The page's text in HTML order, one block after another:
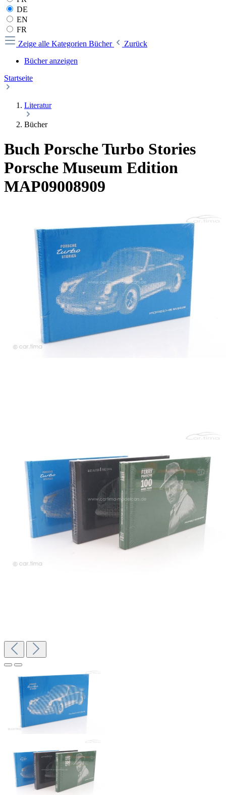
DE
EN
FR
Zeige alle Kategorien Bücher
Zurück
Bücher anzeigen
Startseite
Literatur
Bücher
Buch Porsche Turbo Stories
Porsche Museum Edition
MAP09008909